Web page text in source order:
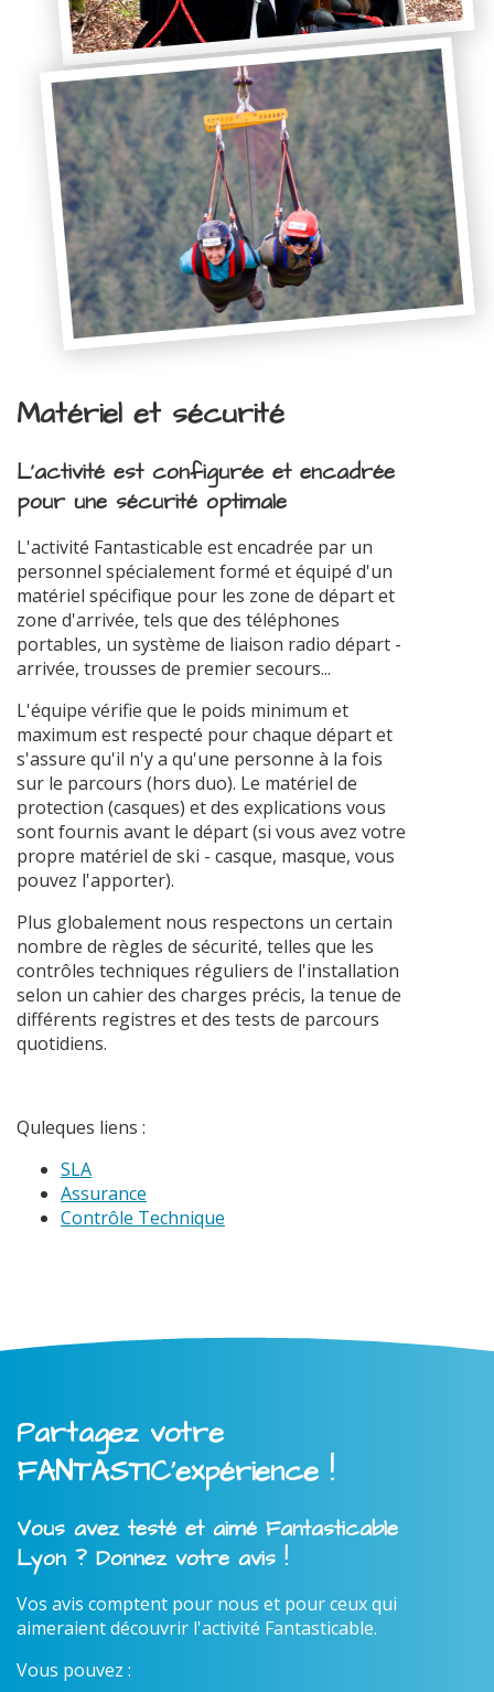
Matériel et sécurité
L'activité est configurée et encadrée
pour une sécurité optimale
L'activité Fantasticable est encadrée par un
personnel spécialement formé et équipé d'un
matériel spécifique pour les zone de départ et
zone d'arrivée, tels que des téléphones
portables, un système de liaison radio départ -
arrivée, trousses de premier secours...
L'équipe vérifie que le poids minimum et
maximum est respecté pour chaque départ et
s'assure qu'il n'y a qu'une personne à la fois
sur le parcours (hors duo). Le matériel de
protection (casques) et des explications vous
sont fournis avant le départ (si vous avez votre
propre matériel de ski - casque, masque, vous
pouvez l'apporter).
Plus globalement nous respectons un certain
nombre de règles de sécurité, telles que les
contrôles techniques réguliers de l'installation
selon un cahier des charges précis, la tenue de
différents registres et des tests de parcours
quotidiens.
Quleques liens :
SLA
Assurance
Contrôle Technique
Partagez votre
FANTASTIC'expérience !
Vous avez testé et aimé Fantasticable
Lyon ? Donnez votre avis !
Vos avis comptent pour nous et pour ceux qui
aimeraient découvrir l'activité Fantasticable.
Vous pouvez :